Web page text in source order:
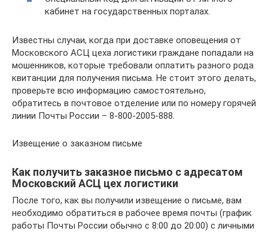
кабинет на государственных порталах.
Известны случаи, когда при доставке оповещения от
Московского АСЦ цеха логистики граждане попадали на
мошенников, которые требовали оплатить разного рода
квитанции для получения письма. Не стоит этого делать,
проверьте всю информацию самостоятельно,
обратитесь в почтовое отделение или по номеру горячей
линии Почты России – 8-800-2005-888.
Извещение о заказном письме
Как получить заказное письмо с адресатом
Московский АСЦ цех логистики
После того, как вы получили извещение о письме, вам
необходимо обратиться в рабочее время почты (график
работы Почты России обычно с 8:00 до 20:00) с личными